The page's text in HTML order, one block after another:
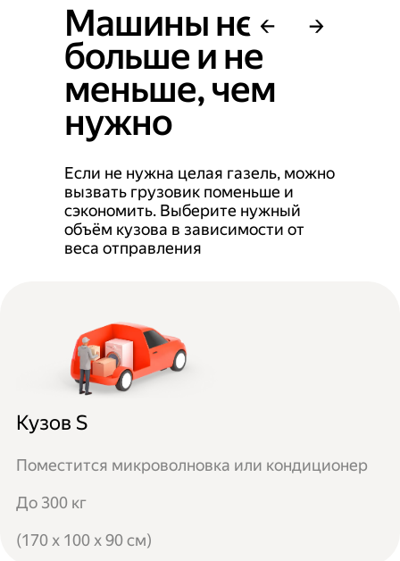
Машины не
больше и не
меньше, чем
нужно
Если не нужна целая газель, можно
вызвать грузовик поменьше и
сэкономить. Выберите нужный
объём кузова в зависимости от
веса отправления
Кузов S
Поместится микроволновка или кондиционер
До 300 кг
(170 x 100 x 90 см)